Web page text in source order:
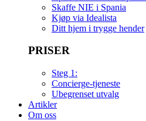
Skaffe NIE i Spania
Kjøp via Idealista
Ditt hjem i trygge hender
PRISER
Steg 1:
Concierge-tjeneste
Ubegrenset utvalg
Artikler
Om oss